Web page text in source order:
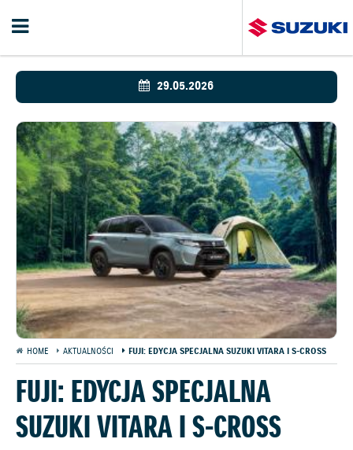
29.05.2026
HOME AKTUALNOŚCI FUJI: EDYCJA SPECJALNA SUZUKI VITARA I S-CROSS
FUJI: EDYCJA SPECJALNA
SUZUKI VITARA I S-CROSS